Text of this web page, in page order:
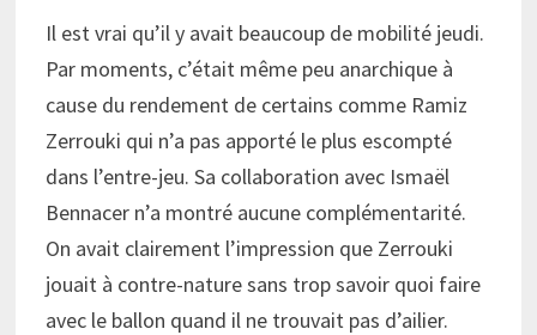
Il est vrai qu’il y avait beaucoup de mobilité jeudi.
Par moments, c’était même peu anarchique à
cause du rendement de certains comme Ramiz
Zerrouki qui n’a pas apporté le plus escompté
dans l’entre-jeu. Sa collaboration avec Ismaël
Bennacer n’a montré aucune complémentarité.
On avait clairement l’impression que Zerrouki
jouait à contre-nature sans trop savoir quoi faire
avec le ballon quand il ne trouvait pas d’ailier.